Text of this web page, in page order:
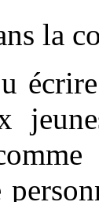
la